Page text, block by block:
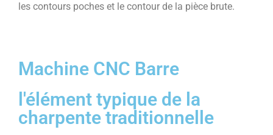
les contours poches et le contour de la pièce brute.
Machine CNC Barre
l'élément typique de la
charpente traditionnelle